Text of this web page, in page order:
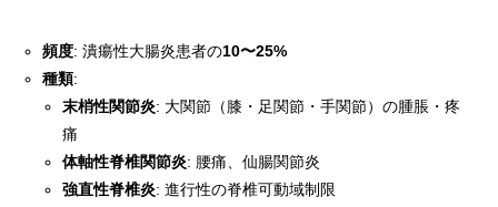
頻度: 潰瘍性大腸炎患者の10〜25%
種類:
末梢性関節炎: 大関節（膝・足関節・手関節）の腫脹・疼
痛
体軸性脊椎関節炎: 腰痛、仙腸関節炎
強直性脊椎炎: 進行性の脊椎可動域制限